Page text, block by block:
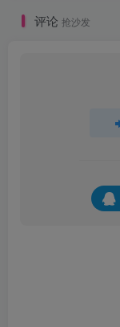
评论 抢沙发